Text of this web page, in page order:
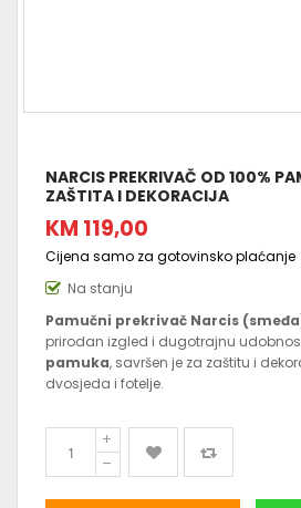
NARCIS PREKRIVAČ OD 100%
ZAŠTITA I DEKORACIJA
KM 119,00
Cijena samo za gotovinsko plaćanje
Na stanju
Pamučni prekrivač Narcis
prirodan izgled i dugotrajnu
pamuka, savršen je za zaštitu i
dvosjeda i fotelje.